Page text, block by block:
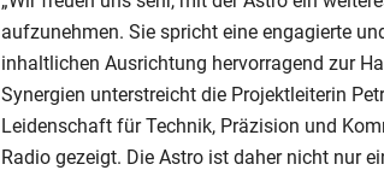
aufzunehmen. Sie spricht eine engagierte
inhaltlichen Ausrichtung hervorragend zur
Synergien unterstreicht die Projektleiterin
Leidenschaft für Technik, Präzision und
Radio gezeigt. Die Astro ist daher nicht nur